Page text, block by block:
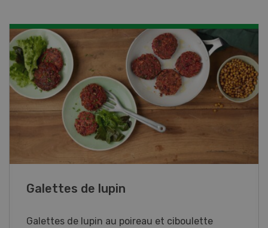
Rouleaux de printemps
Rouleaux de printemps aux poulet